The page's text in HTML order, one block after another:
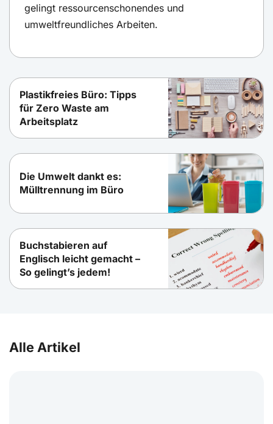
gelingt ressourcenschonendes und
umweltfreundliches Arbeiten.
Plastikfreies Büro: Tipps
für Zero Waste am
Arbeitsplatz
Die Umwelt dankt es:
Mülltrennung im Büro
Buchstabieren auf
Englisch leicht gemacht –
So gelingt’s jedem!
Alle Artikel